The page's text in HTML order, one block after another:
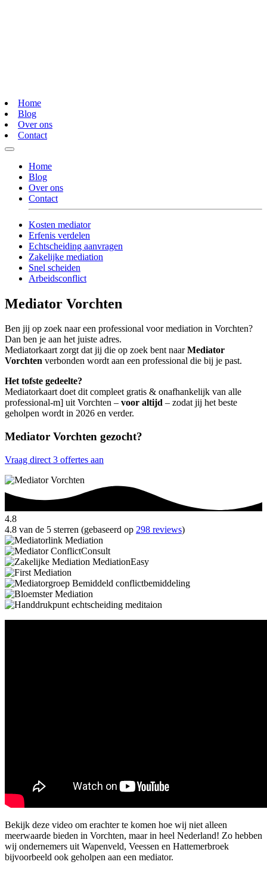
Home
Blog
Over ons
Contact
Home
Blog
Over ons
Contact
Kosten mediator
Erfenis verdelen
Echtscheiding aanvragen
Zakelijke mediation
Snel scheiden
Arbeidsconflict
Mediator Vorchten
Ben jij op zoek naar een professional voor mediation in Vorchten?
Dan ben je aan het juiste adres.
Mediatorkaart zorgt dat jij die op zoek bent naarMediator
Vorchten verbonden wordt aan een professional die bij je past.
Het tofste gedeelte?
Mediatorkaart doet dit compleet gratis & onafhankelijk van alle
professional-m] uit Vorchten – voor altijd – zodat jij het beste
geholpen wordt in 2026 en verder.
Mediator Vorchten gezocht?
Vraag direct 3 offertes aan
4.8
4.8 van de 5 sterren (gebaseerd op 298 reviews)
Bekijk deze video om erachter te komen hoe wij niet alleen
meerwaarde bieden in Vorchten, maar in heel Nederland! Zo hebben
wij ondernemers uit Wapenveld, Veessen en Hattemerbroek
bijvoorbeeld ook geholpen aan een mediator.